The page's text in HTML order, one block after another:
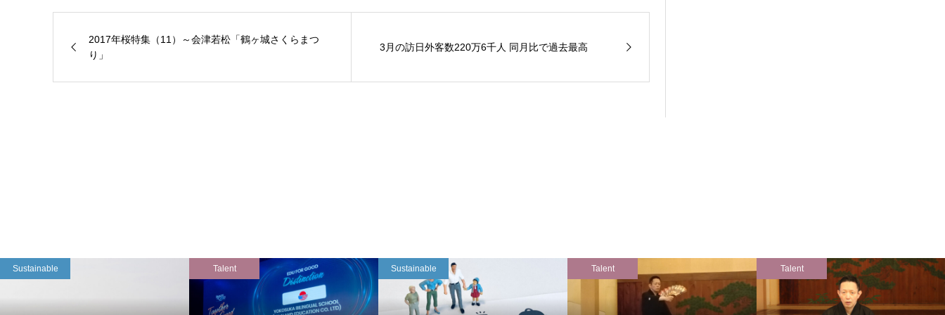
2017年桜特集（11）～会津若松「鶴ヶ城さくらまつ
り」
3月の訪日外客数220万6千人 同月比で過去最高
Sustainable Talent Sustainable Talent Talent